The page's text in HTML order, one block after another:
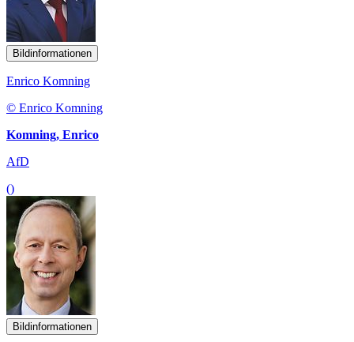
Bildinformationen
Enrico Komning
© Enrico Komning
Komning, Enrico
AfD
()
Bildinformationen